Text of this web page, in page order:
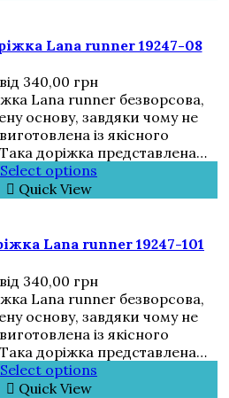
Lana runner 19247-08
від 340,00 грн
Lana runner безворсова,
основу, завдяки чому не
із якісного
доріжка представлена…
Select options
Quick View
Lana runner 19247-101
від 340,00 грн
Lana runner безворсова,
основу, завдяки чому не
із якісного
доріжка представлена…
Select options
Quick View